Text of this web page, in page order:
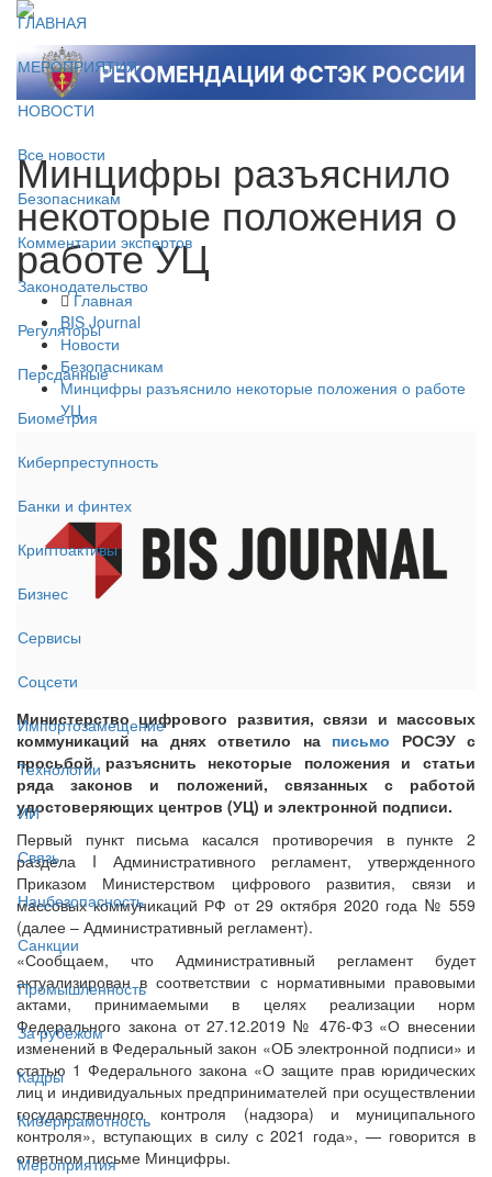
ГЛАВНАЯ
МЕРОПРИЯТИЯ
НОВОСТИ
Все новости
Безопасникам
Комментарии экспертов
Законодательство
Регуляторы
Персданные
Биометрия
Киберпреступность
Банки и финтех
Криптоактивы
Бизнес
Сервисы
Соцсети
Импортозамещение
Технологии
ИИ
Связь
Нацбезопасность
Санкции
Промышленность
За рубежом
Кадры
Киберграмотность
Мероприятия
Минцифры разъяснило
некоторые положения о
работе УЦ
Главная
BIS Journal
Новости
Безопасникам
Минцифры разъяснило некоторые положения о работе
УЦ
Министерство цифрового развития, связи и массовых
коммуникаций на днях ответило на письмо РОСЭУ с
просьбой разъяснить некоторые положения и статьи
ряда законов и положений, связанных с работой
удостоверяющих центров (УЦ) и электронной подписи.
Первый пункт письма касался противоречия в пункте 2
раздела I Административного регламент, утвержденного
Приказом Министерством цифрового развития, связи и
массовых коммуникаций РФ от 29 октября 2020 года № 559
(далее – Административный регламент).
«Сообщаем, что Административный регламент будет
актуализирован в соответствии с нормативными правовыми
актами, принимаемыми в целях реализации норм
Федерального закона от 27.12.2019 № 476-ФЗ «О внесении
изменений в Федеральный закон «ОБ электронной подписи» и
статью 1 Федерального закона «О защите прав юридических
лиц и индивидуальных предпринимателей при осуществлении
государственного контроля (надзора) и муниципального
контроля», вступающих в силу с 2021 года», — говорится в
ответном письме Минцифры.